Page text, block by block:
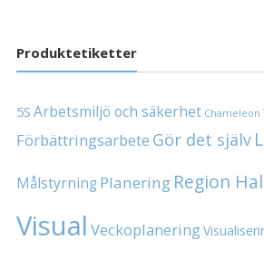
Produktetiketter
5S Arbetsmiljö och säkerhet Chameleon
Förbättringsarbete Gör det själv
Målstyrning Planering Region
Visual Veckoplanering